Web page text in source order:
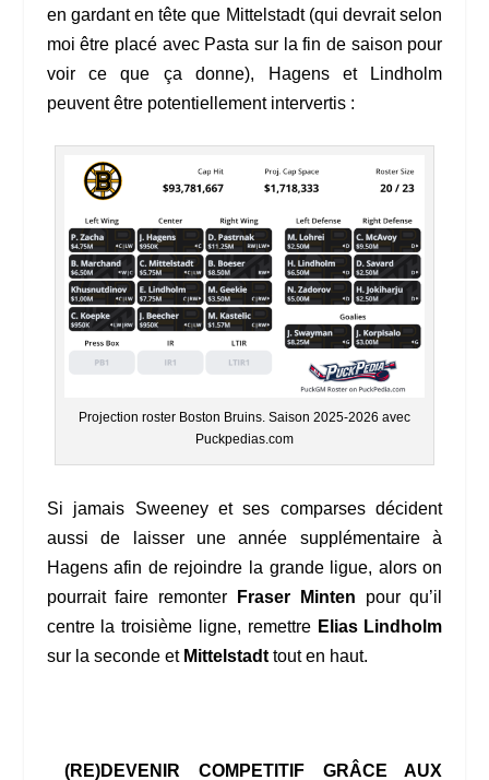
en gardant en tête que Mittelstadt (qui devrait selon
moi être placé avec Pasta sur la fin de saison pour
voir ce que ça donne), Hagens et Lindholm
peuvent être potentiellement intervertis :
Projection roster Boston Bruins. Saison 2025-2026 avec
Puckpedias.com
Si jamais Sweeney et ses comparses décident
aussi de laisser une année supplémentaire à
Hagens afin de rejoindre la grande ligue, alors on
pourrait faire remonter
Fraser Minten pour qu’il
centre la troisième ligne, remettre Elias Lindholm
sur la seconde et Mittelstadt tout en haut.
(RE)DEVENIR COMPETITIF GRÂCE AUX